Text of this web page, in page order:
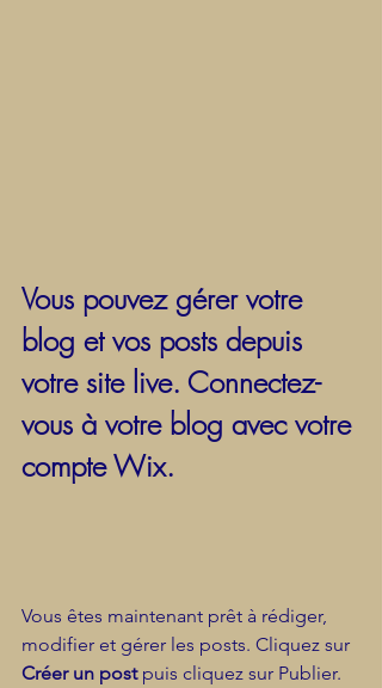
Vous pouvez gérer votre
blog et vos posts depuis
votre site live. Connectez-
vous à votre blog avec votre
compte Wix.
Vous êtes maintenant prêt à rédiger,
modifier et gérer les posts. Cliquez sur
Créer un post puis cliquez sur Publier.